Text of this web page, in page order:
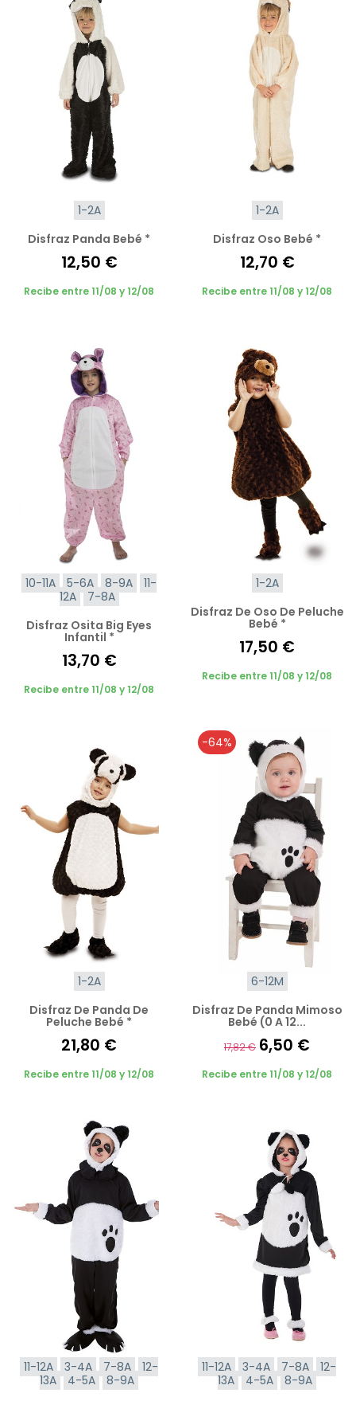
1-2A
Disfraz Panda Bebé *
12,50 €
Recibe entre 11/08 y 12/08
1-2A
Disfraz Oso Bebé *
12,70 €
Recibe entre 11/08 y 12/08
10-11A 5-6A 8-9A
11-
12A
7-8A
Disfraz Osita Big Eyes
Infantil *
13,70 €
Recibe entre 11/08 y 12/08
1-2A
Disfraz De Oso De Peluche
Bebé *
17,50 €
Recibe entre 11/08 y 12/08
1-2A
Disfraz De Panda De
Peluche Bebé *
21,80 €
Recibe entre 11/08 y 12/08
-64%
6-12M
Disfraz De Panda Mimoso
Bebé (0 A 12...
17,82 € 6,50 €
Recibe entre 11/08 y 12/08
11-12A 3-4A 7-8A
12-
13A
4-5A
8-9A
11-12A 3-4A 7-8A
12-
13A
4-5A
8-9A